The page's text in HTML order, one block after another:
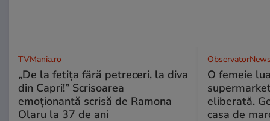
TVMania.ro
„De la fetița fără petreceri, la diva
din Capri!” Scrisoarea
emoționantă scrisă de Ramona
Olaru la 37 de ani
O femeie
eliberată.
casa de